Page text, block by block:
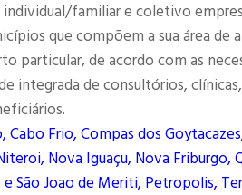
familiar e coletivo
que compõem a sua área de
particular, de acordo com as
integrada de consultórios,
Frio, Compas dos
Nova Iguaçu, Nova Friburgo,
São Joao de Meriti, Petropolis,